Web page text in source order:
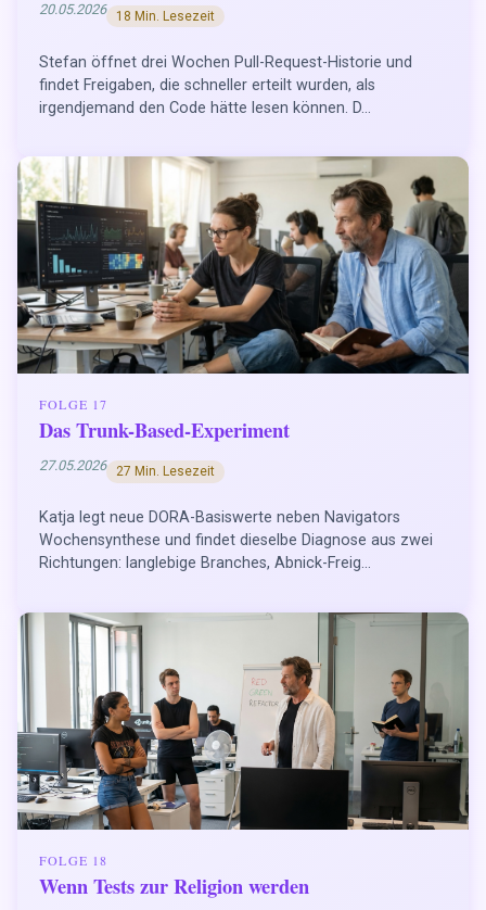
20.05.2026 18 Min. Lesezeit
Stefan öffnet drei Wochen Pull-Request-Historie und
findet Freigaben, die schneller erteilt wurden, als
irgendjemand den Code hätte lesen können. D...
FOLGE 17
Das Trunk-Based-Experiment
27.05.2026 27 Min. Lesezeit
Katja legt neue DORA-Basiswerte neben Navigators
Wochensynthese und findet dieselbe Diagnose aus zwei
Richtungen: langlebige Branches, Abnick-Freig...
FOLGE 18
Wenn Tests zur Religion werden